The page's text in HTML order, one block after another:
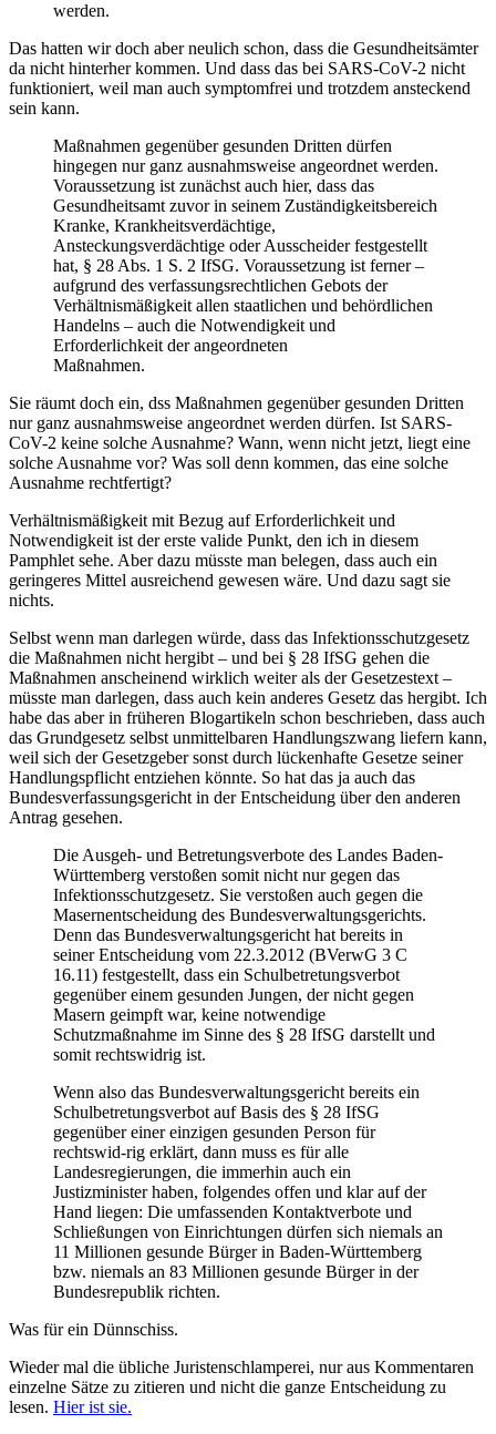
werden.
Das hatten wir doch aber neulich schon, dass die Gesundheitsämter
da nicht hinterher kommen. Und dass das bei SARS-CoV-2 nicht
funktioniert, weil man auch symptomfrei und trotzdem ansteckend
sein kann.
Maßnahmen gegenüber gesunden Dritten dürfen
hingegen nur ganz ausnahmsweise angeordnet werden.
Voraussetzung ist zunächst auch hier, dass das
Gesundheitsamt zuvor in seinem Zuständigkeitsbereich
Kranke, Krankheitsverdächtige,
Ansteckungsverdächtige oder Ausscheider festgestellt
hat, § 28 Abs. 1 S. 2 IfSG. Voraussetzung ist ferner –
aufgrund des verfassungsrechtlichen Gebots der
Verhältnismäßigkeit allen staatlichen und behördlichen
Handelns – auch die Notwendigkeit und
Erforderlichkeit der angeordneten
Maßnahmen.
Sie räumt doch ein, dss Maßnahmen gegenüber gesunden Dritten
nur ganz ausnahmsweise angeordnet werden dürfen. Ist SARS-
CoV-2 keine solche Ausnahme? Wann, wenn nicht jetzt, liegt eine
solche Ausnahme vor? Was soll denn kommen, das eine solche
Ausnahme rechtfertigt?
Verhältnismäßigkeit mit Bezug auf Erforderlichkeit und
Notwendigkeit ist der erste valide Punkt, den ich in diesem
Pamphlet sehe. Aber dazu müsste man belegen, dass auch ein
geringeres Mittel ausreichend gewesen wäre. Und dazu sagt sie
nichts.
Selbst wenn man darlegen würde, dass das Infektionsschutzgesetz
die Maßnahmen nicht hergibt – und bei § 28 IfSG gehen die
Maßnahmen anscheinend wirklich weiter als der Gesetzestext –
müsste man darlegen, dass auch kein anderes Gesetz das hergibt. Ich
habe das aber in früheren Blogartikeln schon beschrieben, dass auch
das Grundgesetz selbst unmittelbaren Handlungszwang liefern kann,
weil sich der Gesetzgeber sonst durch lückenhafte Gesetze seiner
Handlungspflicht entziehen könnte. So hat das ja auch das
Bundesverfassungsgericht in der Entscheidung über den anderen
Antrag gesehen.
Die Ausgeh- und Betretungsverbote des Landes Baden-
Württemberg verstoßen somit nicht nur gegen das
Infektionsschutzgesetz. Sie verstoßen auch gegen die
Masernentscheidung des Bundesverwaltungsgerichts.
Denn das Bundesverwaltungsgericht hat bereits in
seiner Entscheidung vom 22.3.2012 (BVerwG 3 C
16.11) festgestellt, dass ein Schulbetretungsverbot
gegenüber einem gesunden Jungen, der nicht gegen
Masern geimpft war, keine notwendige
Schutzmaßnahme im Sinne des § 28 IfSG darstellt und
somit rechtswidrig ist.
Wenn also das Bundesverwaltungsgericht bereits ein
Schulbetretungsverbot auf Basis des § 28 IfSG
gegenüber einer einzigen gesunden Person für
rechtswid-rig erklärt, dann muss es für alle
Landesregierungen, die immerhin auch ein
Justizminister haben, folgendes offen und klar auf der
Hand liegen: Die umfassenden Kontaktverbote und
Schließungen von Einrichtungen dürfen sich niemals an
11 Millionen gesunde Bürger in Baden-Württemberg
bzw. niemals an 83 Millionen gesunde Bürger in der
Bundesrepublik richten.
Was für ein Dünnschiss.
Wieder mal die übliche Juristenschlamperei, nur aus Kommentaren
einzelne Sätze zu zitieren und nicht die ganze Entscheidung zu
lesen. Hier ist sie.